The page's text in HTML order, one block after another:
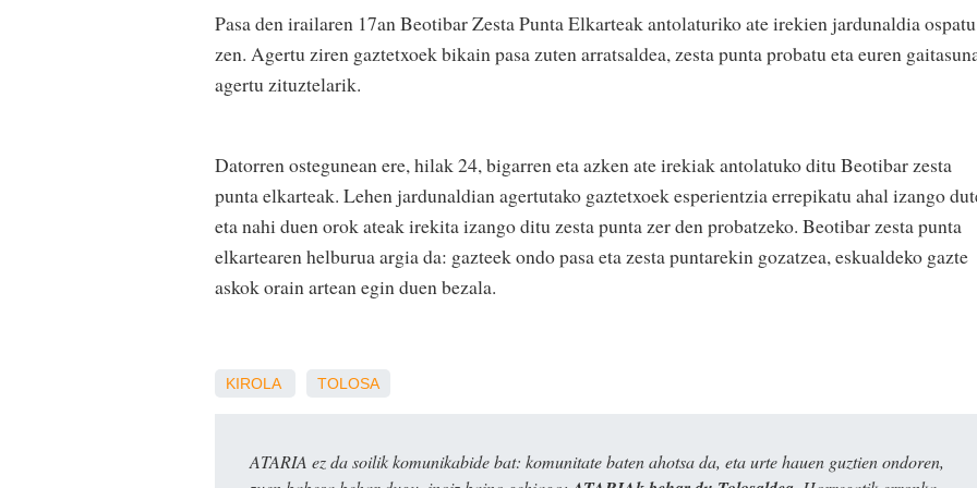
Pasa den irailaren 17an Beotibar Zesta Punta Elkarteak antolaturiko ate irekien jardunaldia ospatu
zen. Agertu ziren gaztetxoek bikain pasa zuten arratsaldea, zesta punta probatu eta euren
agertu zituztelarik.
Datorren ostegunean ere, hilak 24, bigarren eta azken ate irekiak antolatuko ditu Beotibar zesta
punta elkarteak. Lehen jardunaldian agertutako gaztetxoek esperientzia errepikatu ahal izango
eta nahi duen orok ateak irekita izango ditu zesta punta zer den probatzeko. Beotibar zesta punta
elkartearen helburua argia da: gazteek ondo pasa eta zesta puntarekin gozatzea, eskualdeko gazte
askok orain artean egin duen bezala.
KIROLA TOLOSA
ATARIA ez da soilik komunikabide bat: komunitate baten ahotsa da, eta urte hauen guztien ondoren,